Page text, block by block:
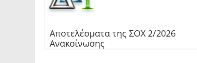
Αποτελέσματα της ΣΟΧ 2/2026
Ανακοίνωσης